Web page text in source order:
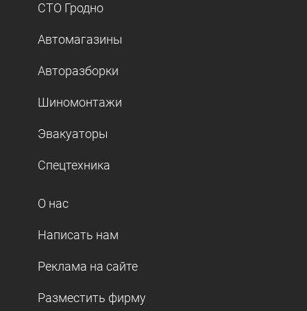
СТО Гродно
Автомагазины
Авторазборки
Шиномонтажи
Эвакуаторы
Спецтехника
О нас
Написать нам
Реклама на сайте
Разместить фирму